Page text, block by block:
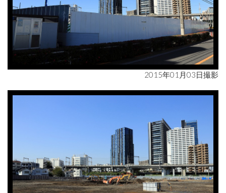
2015年01月03日撮影